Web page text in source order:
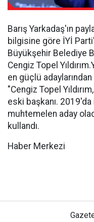
Barış Yarkadaş'ın
bilgisine göre İYİ
Büyükşehir Belediye
Cengiz Topel
en güçlü
"Cengiz Topel
eski başkanı.
muhtemelen aday
kullandı.
Haber Merkezi